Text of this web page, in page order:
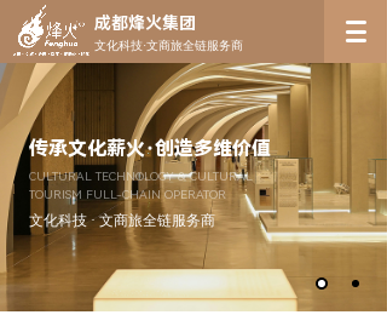
文化科技·文商旅全链服务商
成都烽火集团
传承文化薪火·创造多维价值
CULTURAL TECHNOLOGY & CULTURAL
TOURISM FULL-CHAIN OPERATOR
文化科技 · 文商旅全链服务商